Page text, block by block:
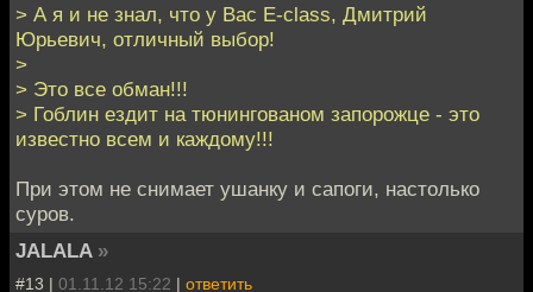
> А я и не знал, что у Вас E-class, Дмитрий
Юрьевич, отличный выбор!
>
> Это все обман!!!
> Гоблин ездит на тюнингованом запорожце - это
известно всем и каждому!!!
При этом не снимает ушанку и сапоги, настолько
суров.
JALALA »
#13 | 01.11.12 15:22 | ответить